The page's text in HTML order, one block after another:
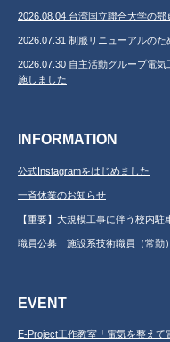
2026.08.04 台湾国立聯合大学の
2026.07.31 制服リニューアルの
2026.07.30 自主活動グループ電
施しました
INFORMATION
公式Instagramをはじめました
一斉休業のお知らせ
【重要】大規模工事に伴う校内駐
職員公募 施設系技術職員（常勤
EVENT
E-Project工作教室「電気を整え